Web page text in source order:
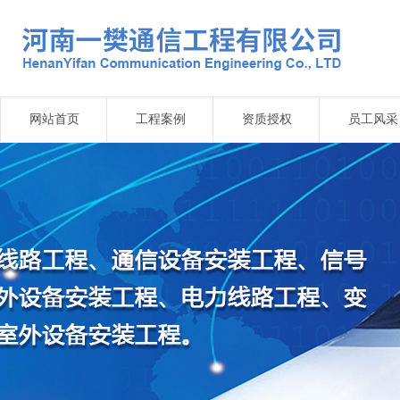
网站首页 工程案例 资质授权 员工风采